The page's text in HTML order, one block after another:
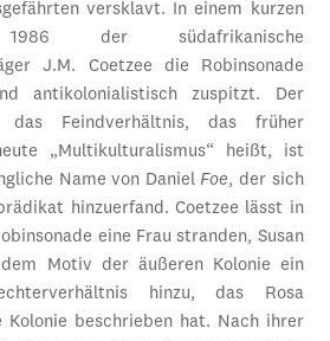
versklavt. In einem kurzen
der südafrikanische
J.M. Coetzee die Robinsonade
antikolonialistisch zuspitzt. Der
Feindverhältnis, das früher
„Multikulturalismus“ heißt, ist
Name von Daniel Foe, der sich
hinzuerfand. Coetzee lässt in
eine Frau stranden, Susan
Motiv der äußeren Kolonie ein
hinzu, das Rosa
Kolonie beschrieben hat. Nach ihrer